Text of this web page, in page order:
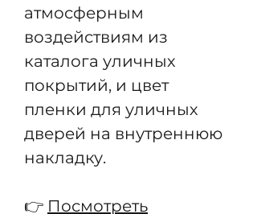
атмосферным
воздействиям из
каталога уличных
покрытий, и цвет
пленки для уличных
дверей на внутреннюю
накладку.
👉 Посмотреть